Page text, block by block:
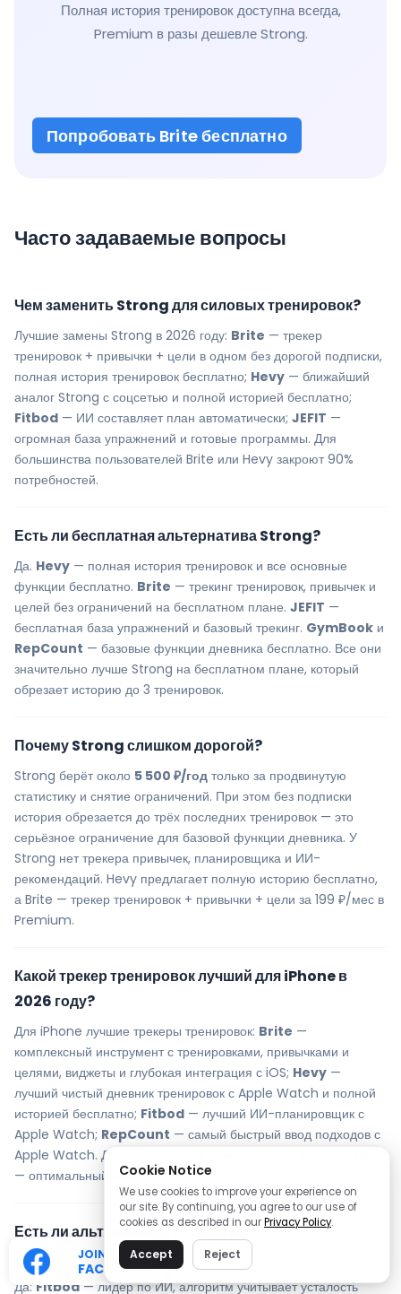
JOIN OUR
FACEBOOK
Полная история тренировок доступна всегда,
Premium в разы дешевле Strong.
Попробовать Brite бесплатно
Часто задаваемые вопросы
Чем заменить Strong для силовых тренировок?
Лучшие замены Strong в 2026 году: Brite — трекер
тренировок + привычки + цели в одном без дорогой подписки,
полная история тренировок бесплатно; Hevy — ближайший
аналог Strong с соцсетью и полной историей бесплатно;
Fitbod — ИИ составляет план автоматически; JEFIT —
огромная база упражнений и готовые программы. Для
большинства пользователей Brite или Hevy закроют 90%
потребностей.
Есть ли бесплатная альтернатива Strong?
Да. Hevy — полная история тренировок и все основные
функции бесплатно. Brite — трекинг тренировок, привычек и
целей без ограничений на бесплатном плане. JEFIT —
бесплатная база упражнений и базовый трекинг. GymBook и
RepCount — базовые функции дневника бесплатно. Все они
значительно лучше Strong на бесплатном плане, который
обрезает историю до 3 тренировок.
Почему Strong слишком дорогой?
Strong берёт около 5 500 ₽/год только за продвинутую
статистику и снятие ограничений. При этом без подписки
история обрезается до трёх последних тренировок — это
серьёзное ограничение для базовой функции дневника. У
Strong нет трекера привычек, планировщика и ИИ-
рекомендаций. Hevy предлагает полную историю бесплатно,
а Brite — трекер тренировок + привычки + цели за 199 ₽/мес в
Premium.
Какой трекер тренировок лучший для iPhone в
2026 году?
Для iPhone лучшие трекеры тренировок: Brite —
комплексный инструмент с тренировками, привычками и
целями, виджеты и глубокая интеграция с iOS; Hevy —
лучший чистый дневник тренировок с Apple Watch и полной
историей бесплатно; Fitbod — лучший ИИ-планировщик с
Apple Watch; RepCount — самый быстрый ввод подходов с
Apple Watch. Для большинства пользователей Brite или Hevy
— оптимальный выбор.
Есть ли альтернатива Strong с ИИ-
рекомендациями?
Да: Fitbod — лидер по ИИ, алгоритм учитывает усталость
Cookie Notice
We use cookies to improve your experience on
our site. By continuing, you agree to our use of
cookies as described in ourPrivacy Policy.
Accept Reject